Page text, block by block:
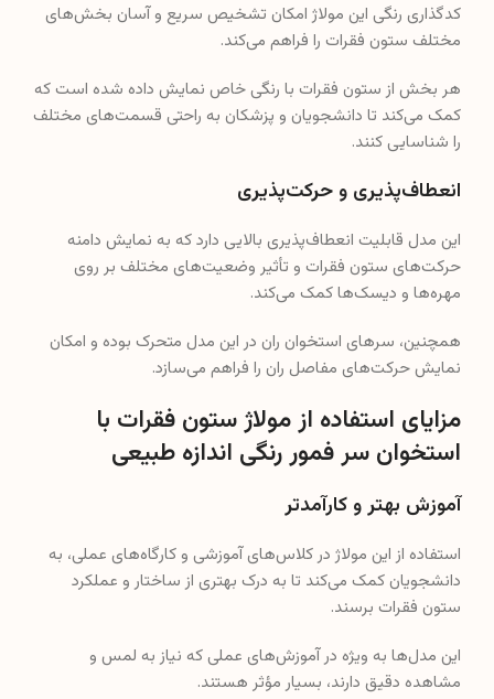
کدگذاری رنگی این مولاژ امکان تشخیص سریع و آسان بخش‌های
مختلف ستون فقرات را فراهم می‌کند.
هر بخش از ستون فقرات با رنگی خاص نمایش داده شده است که
کمک می‌کند تا دانشجویان و پزشکان به راحتی قسمت‌های مختلف
را شناسایی کنند.
انعطاف‌پذیری و حرکت‌پذیری
این مدل قابلیت انعطاف‌پذیری بالایی دارد که به نمایش دامنه
حرکت‌های ستون فقرات و تأثیر وضعیت‌های مختلف بر روی
مهره‌ها و دیسک‌ها کمک می‌کند.
همچنین، سرهای استخوان ران در این مدل متحرک بوده و امکان
نمایش حرکت‌های مفاصل ران را فراهم می‌سازد.
مزایای استفاده از مولاژ ستون فقرات با
استخوان سر فمور رنگی اندازه طبیعی
آموزش بهتر و کارآمدتر
استفاده از این مولاژ در کلاس‌های آموزشی و کارگاه‌های عملی، به
دانشجویان کمک می‌کند تا به درک بهتری از ساختار و عملکرد
ستون فقرات برسند.
این مدل‌ها به ویژه در آموزش‌های عملی که نیاز به لمس و
مشاهده دقیق دارند، بسیار مؤثر هستند.